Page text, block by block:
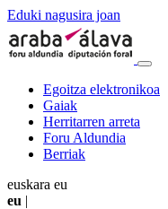
Eduki nagusira joan
Egoitza elektronikoa
Gaiak
Herritarren arreta
Foru Aldundia
Berriak
euskara eu
eu |